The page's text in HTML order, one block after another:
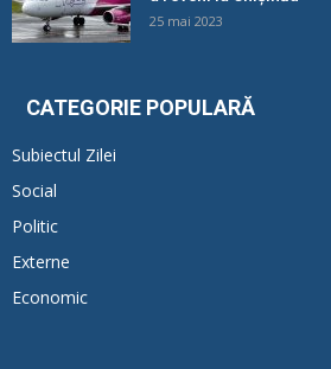
25 mai 2023
CATEGORIE POPULARĂ
Subiectul Zilei
Social
Politic
Externe
Economic